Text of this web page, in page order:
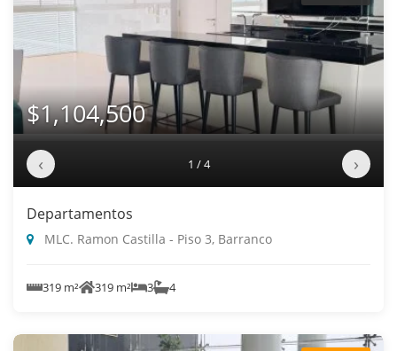
$1,104,500
‹ 1 / 4 ›
Departamentos
MLC. Ramon Castilla - Piso 3, Barranco
319 m² 319 m² 3 4